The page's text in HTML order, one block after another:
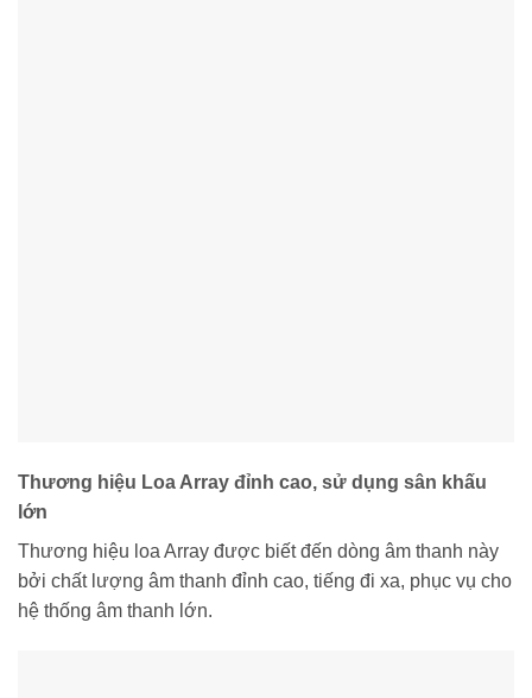
Thương hiệu Loa Array đỉnh cao, sử dụng sân khấu
lớn
Thương hiệu loa Array được biết đến dòng âm thanh này
bởi chất lượng âm thanh đỉnh cao, tiếng đi xa, phục vụ cho
hệ thống âm thanh lớn.